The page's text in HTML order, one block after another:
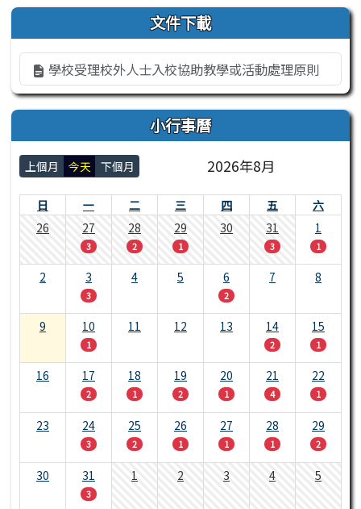
文件下載
學校受理校外人士入校協助教學或活動處理原則
小行事曆
上個月 今天 下個月 2026年8月
日 一 二 三 四 五
六
26
27
3
28
2
29
1
30 31
3
1
1
2 3
3
4 5 6
2
7 8
9 10
1
11 12 13 14
2
15
1
16 17
2
18
1
19
2
20
1
21
4
22
1
23 24
3
25
2
26
1
27
1
28
1
29
2
30 31
3
1 2 3 4 5